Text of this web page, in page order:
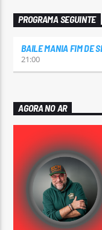
PROGRAMA SEGUINTE
BAILE MANIA FIM DE
21:00
AGORA NO AR